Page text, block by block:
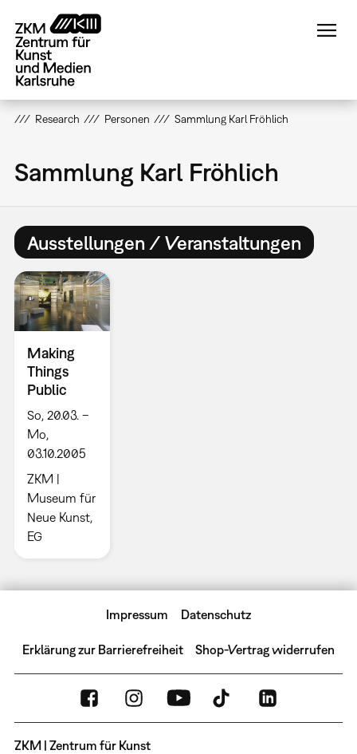
zum
Inhalt
Research Personen Sammlung Karl Fröhlich
Sammlung Karl Fröhlich
Ausstellungen / Veranstaltungen
Making
Things
Public
So, 20.03. –
Mo,
03.10.2005
ZKM |
Museum für
Neue Kunst,
EG
Impressum Datenschutz
Erklärung zur Barrierefreiheit Shop-Vertrag widerrufen
ZKM | Zentrum für Kunst